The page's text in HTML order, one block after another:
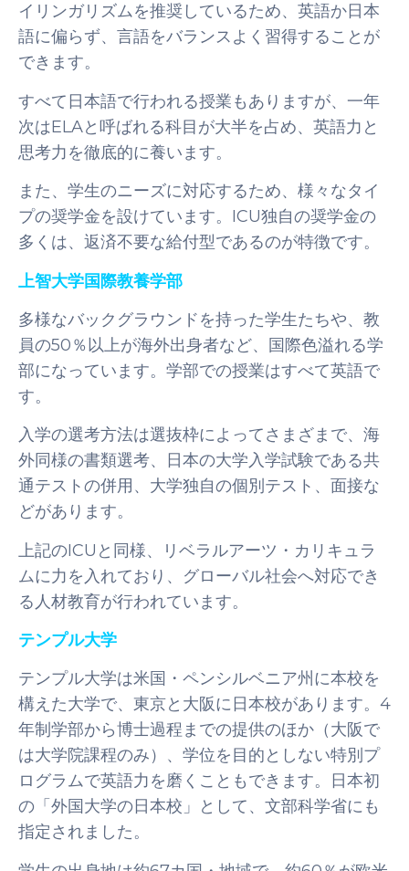
イリンガリズムを推奨しているため、英語か日本
語に偏らず、言語をバランスよく習得することが
できます。
すべて日本語で行われる授業もありますが、一年
次はELAと呼ばれる科目が大半を占め、英語力と
思考力を徹底的に養います。
また、学生のニーズに対応するため、様々なタイ
プの奨学金を設けています。ICU独自の奨学金の
多くは、返済不要な給付型であるのが特徴です。
上智大学国際教養学部
多様なバックグラウンドを持った学生たちや、教
員の50％以上が海外出身者など、国際色溢れる学
部になっています。学部での授業はすべて英語で
す。
入学の選考方法は選抜枠によってさまざまで、海
外同様の書類選考、日本の大学入学試験である共
通テストの併用、大学独自の個別テスト、面接な
どがあります。
上記のICUと同様、リベラルアーツ・カリキュラ
ムに力を入れており、グローバル社会へ対応でき
る人材教育が行われています。
テンプル大学
テンプル大学は米国・ペンシルベニア州に本校を
構えた大学で、東京と大阪に日本校があります。4
年制学部から博士過程までの提供のほか（大阪で
は大学院課程のみ）、学位を目的としない特別プ
ログラムで英語力を磨くこともできます。日本初
の「外国大学の日本校」として、文部科学省にも
指定されました。